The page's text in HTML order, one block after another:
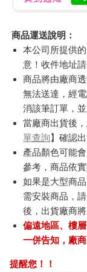
商品運送說明：
本公司所提供
意！收件地址請
商品將由廠商
無法送達，經
消該筆訂單，並
當廠商出貨後
單查詢】確認出
產品顏色可能
參考，商品依
如果是大型商
需安裝商品，
後，出貨廠商
偏遠地區、樓
一併告知，廠
提醒您！！